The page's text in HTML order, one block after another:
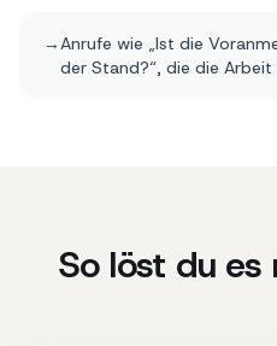
→Anrufe wie „Ist die
der Stand?“, die die
So löst du